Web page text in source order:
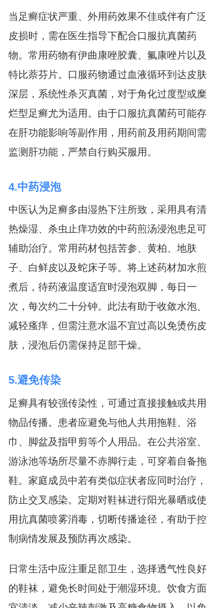
当足癣症状严重、外用药效果不佳或伴有广泛
皮损时，需在医生指导下配合口服抗真菌药
物。常用药物有伊曲康唑胶囊、氟康唑片以及
特比萘芬片。口服药物通过血液循环到达皮肤
深层，系统性杀灭真菌，对于角化过度型或糜
烂型足癣尤为适用。由于口服抗真菌药可能存
在肝功能影响等副作用，用药前及用药期间需
监测肝功能，严禁自行购买服用。
4.中药浸泡
中医认为足癣多由湿热下注所致，采用具有清
热燥湿、杀虫止痒功效的中药煎汤浸泡患足可
辅助治疗。常用药材包括苦参、黄柏、地肤
子、白鲜皮以及蛇床子等。将上述药材加水煎
煮后，待药液温度适宜时浸泡双脚，每日一
次，每次约二十分钟。此法有助于收敛水泡、
减轻瘙痒，但需注意水温不宜过高以免烫伤皮
肤，浸泡后仍需保持足部干燥。
5.避免传染
足癣具有较强传染性，可通过直接接触或共用
物品传播。患者应避免与他人共用拖鞋、浴
巾、脚盆及指甲剪等个人用品。在公共浴室、
游泳池等场所尽量不赤脚行走，可穿着自备拖
鞋。家庭成员中若有类似症状者应同时治疗，
防止交叉感染。定期对鞋袜进行阳光暴晒或使
用抗真菌喷雾消毒，切断传播途径，有助于控
制病情发展及预防再次感染。
日常生活中应注重足部卫生，选择透气性良好
的鞋袜，避免长时间处于潮湿环境。饮食方面